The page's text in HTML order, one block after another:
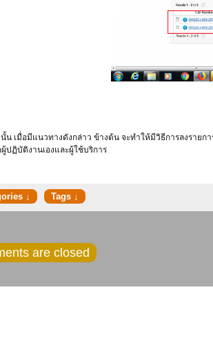
น เมื่อมีแนวทางดังกล่าว ข้างต้น จะทำให้มีวิธีการลงราย
ปฏิบัติงานเองและผู้ใช้บริการ
are closed